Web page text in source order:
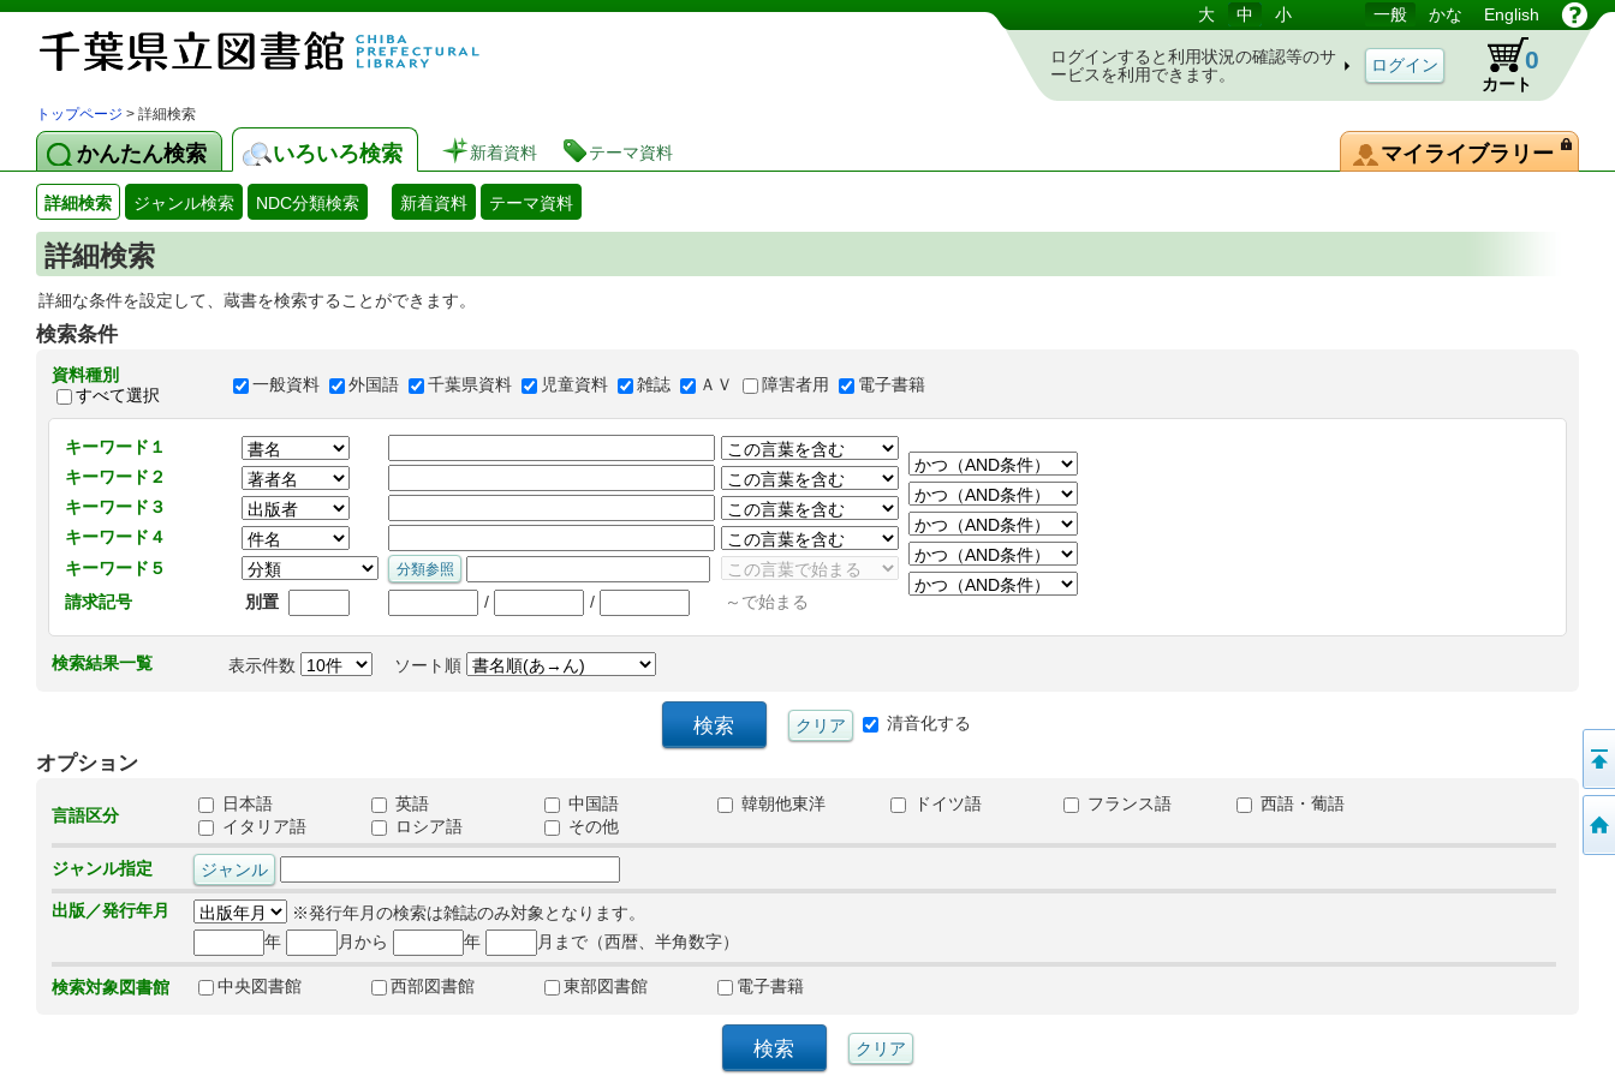
図書館 蔵書検索・予約システム 大 中 小 一般 かな English
ログインすると利用状況の確認等のサ
ービスを利用できます。
カート
0
トップページ > 詳細検索
かんたん検索 いろいろ検索 新着資料 テーマ資料 マイライブラリー
詳細検索 ジャンル検索 NDC分類検索 新着資料 テーマ資料
詳細検索
詳細な条件を設定して、蔵書を検索することができます。
検索条件
資料種別
すべて選択
一般資料 外国語 千葉県資料 児童資料 雑誌 ＡＶ 障害者用 電子書籍
キーワード１
キーワード２
キーワード３
キーワード４
キーワード５
請求記号
別置 / / ～で始まる
検索結果一覧 表示件数 ソート順
清音化する
オプション
言語区分
日本語 英語 中国語 韓朝他東洋 ドイツ語 フランス語
西語・葡語
イタリア語
ロシア語 その他
ジャンル指定
出版／発行年月
※発行年月の検索は雑誌のみ対象となります。
年
月から 年 月まで（西暦、半角数字）
検索対象図書館 中央図書館 西部図書館 東部図書館 電子書籍